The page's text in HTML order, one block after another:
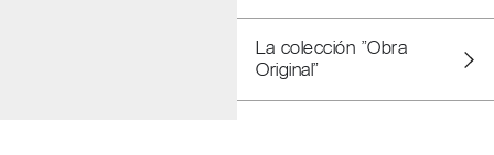
La colección "Obra
Original"